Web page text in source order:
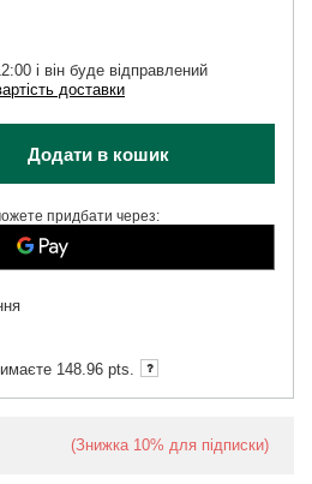
(Знижка 10% для підписки)
і він буде відправлений
доставки
Додати в кошик
придбати через:
148.96 pts.